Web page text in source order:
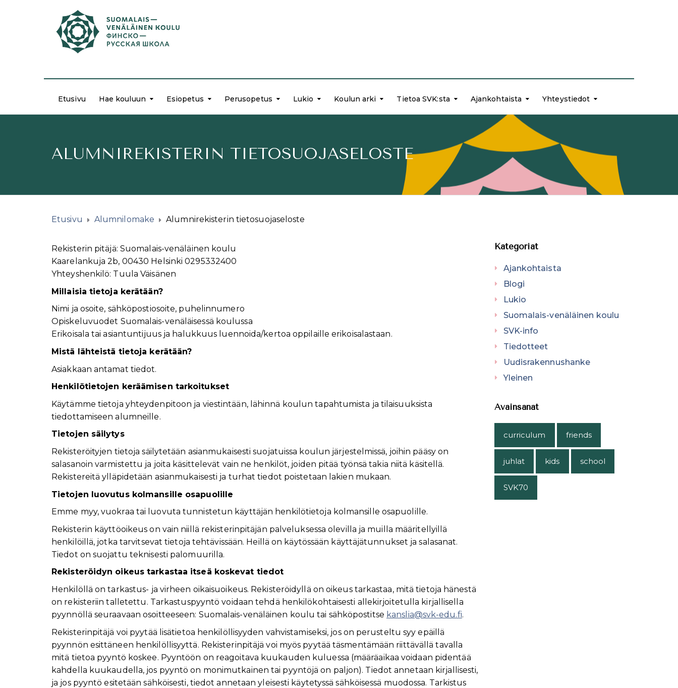
Etusivu Hae kouluun Esiopetus Perusopetus Lukio Koulun arki Tietoa SVK:sta Ajankohtaista Yhteystiedot
ALUMNIREKISTERIN TIETOSUOJASELOSTE
Etusivu Alumnilomake Alumnirekisterin tietosuojaseloste
Rekisterin pitäjä: Suomalais-venäläinen koulu
Kaarelankuja 2b, 00430 Helsinki 0295332400
Yhteyshenkilö: Tuula Väisänen
Millaisia tietoja kerätään?
Nimi ja osoite, sähköpostiosoite, puhelinnumero
Opiskeluvuodet Suomalais-venäläisessä koulussa
Erikoisala tai asiantuntijuus ja halukkuus luennoida/kertoa oppilaille erikoisalastaan.
Mistä lähteistä tietoja kerätään?
Asiakkaan antamat tiedot.
Henkilötietojen keräämisen tarkoitukset
Käytämme tietoja yhteydenpitoon ja viestintään, lähinnä koulun tapahtumista ja tilaisuuksista
tiedottamiseen alumneille.
Tietojen säilytys
Rekisteröityjen tietoja säilytetään asianmukaisesti suojatuissa koulun järjestelmissä, joihin pääsy on
salasanoin varmistettu ja joita käsittelevät vain ne henkilöt, joiden pitää työnsä takia niitä käsitellä.
Rekistereitä ylläpidetään asianmukaisesti ja turhat tiedot poistetaan lakien mukaan.
Tietojen luovutus kolmansille osapuolille
Emme myy, vuokraa tai luovuta tunnistetun käyttäjän henkilötietoja kolmansille osapuolille.
Rekisterin käyttöoikeus on vain niillä rekisterinpitäjän palveluksessa olevilla ja muilla määritellyillä
henkilöillä, jotka tarvitsevat tietoja tehtävissään. Heillä on käytössään käyttäjätunnukset ja salasanat.
Tiedot on suojattu teknisesti palomuurilla.
Rekisteröidyn oikeus tarkastaa itseä koskevat tiedot
Henkilöllä on tarkastus- ja virheen oikaisuoikeus. Rekisteröidyllä on oikeus tarkastaa, mitä tietoja hänestä
on rekisteriin talletettu. Tarkastuspyyntö voidaan tehdä henkilökohtaisesti allekirjoitetulla kirjallisella
pyynnöllä seuraavaan osoitteeseen: Suomalais-venäläinen koulu tai sähköpostitse kanslia@svk-edu.fi.
Rekisterinpitäjä voi pyytää lisätietoa henkilöllisyyden vahvistamiseksi, jos on perusteltu syy epäillä
pyynnön esittäneen henkilöllisyyttä. Rekisterinpitäjä voi myös pyytää täsmentämään riittävällä tavalla
mitä tietoa pyyntö koskee. Pyyntöön on reagoitava kuukauden kuluessa (määräaikaa voidaan pidentää
kahdella kuukaudella, jos pyyntö on monimutkainen tai pyyntöjä on paljon). Tiedot annetaan kirjallisesti,
ja jos pyyntö esitetään sähköisesti, tiedot annetaan yleisesti käytetyssä sähköisessä muodossa. Tarkistus
Kategoriat
Ajankohtaista
Blogi
Lukio
Suomalais-venäläinen koulu
SVK-info
Tiedotteet
Uudisrakennushanke
Yleinen
Avainsanat
curriculum friends
juhlat kids school
SVK70